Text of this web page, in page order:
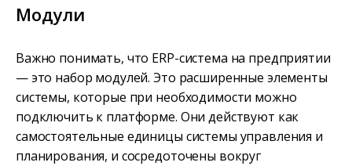
Модули
Важно понимать, что ERP-система на предприятии
— это набор модулей. Это расширенные элементы
системы, которые при необходимости можно
подключить к платформе. Они действуют как
самостоятельные единицы системы управления и
планирования, и сосредоточены вокруг